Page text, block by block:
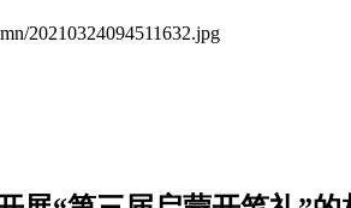
20210324094511632.jpg